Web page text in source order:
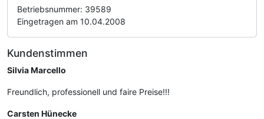
Betriebsnummer: 39589
Eingetragen am 10.04.2008
Kundenstimmen
Silvia Marcello
Freundlich, professionell und faire Preise!!!
Carsten Hünecke